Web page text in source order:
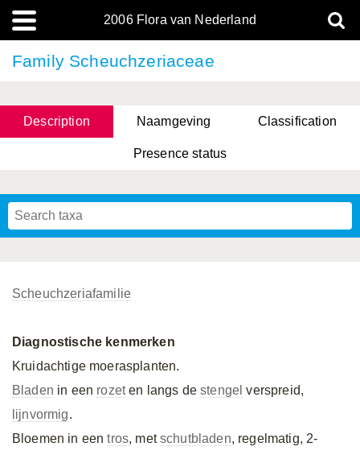
2006 Flora van Nederland
Family Scheuchzeriaceae
Description Naamgeving Classification
Presence status
Scheuchzeriafamilie
Diagnostische kenmerken
Kruidachtige moerasplanten.
Bladen in een rozeten langs destengel verspreid,
lijnvormig.
Bloemen in eentros, metschutbladen, regelmatig, 2-